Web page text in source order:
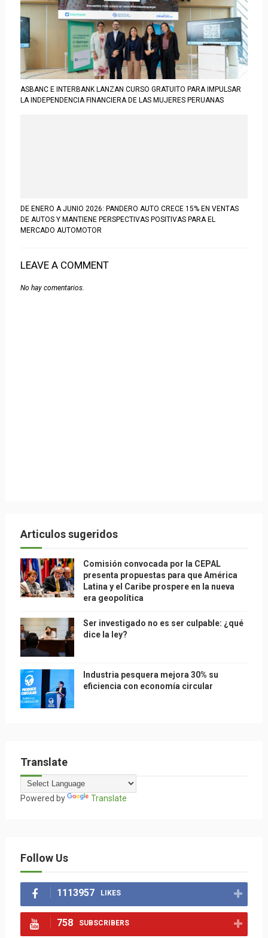
ASBANC E INTERBANK LANZAN CURSO GRATUITO PARA IMPULSAR
LA INDEPENDENCIA FINANCIERA DE LAS MUJERES PERUANAS
DE ENERO A JUNIO 2026: PANDERO AUTO CRECE 15% EN VENTAS
DE AUTOS Y MANTIENE PERSPECTIVAS POSITIVAS PARA EL
MERCADO AUTOMOTOR
LEAVE A COMMENT
No hay comentarios.
Articulos sugeridos
Comisión convocada por la CEPAL
presenta propuestas para que América
Latina y el Caribe prospere en la nueva
era geopolítica
Ser investigado no es ser culpable: ¿qué
dice la ley?
Industria pesquera mejora 30% su
eficiencia con economía circular
Translate
Powered by Translate
Follow Us
1113957 LIKES
758 SUBSCRIBERS